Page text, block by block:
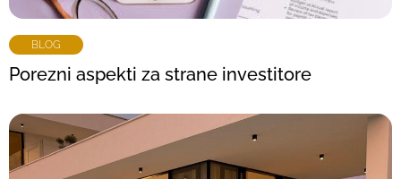
BLOG
Porezni aspekti za strane investitore